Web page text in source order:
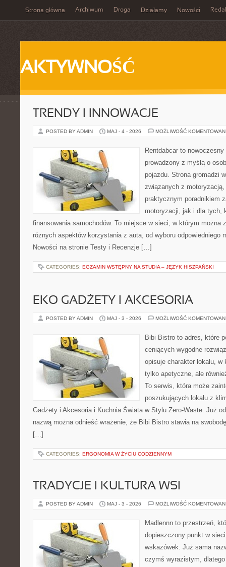
Strona główna Archiwum Droga Działamy Nowości
AKTYWNOŚĆ
TRENDY I INNOWACJE
POSTED BY ADMIN MAJ - 4 - 2026 MOŻLIWOŚĆ
Rentdabcar to
prowadzony z myślą o
pojazdu. Strona gromadzi
związanych z
praktycznym poradnikiem
motoryzacji, jak i dla tych,
finansowania samochodów. To miejsce w sieci, w którym można
różnych aspektów korzystania z auta, od wyboru odpowiedniego
Nowości na stronie Testy i Recenzje […]
CATEGORIES: EGZAMIN WSTĘPNY NA STUDIA – JĘZYK HISZPAŃSKI
EKO GADŻETY I AKCESORIA
POSTED BY ADMIN MAJ - 3 - 2026 MOŻLIWOŚĆ
Bibi Bistro to adres, które
ceniących wygodne
opisuje charakter lokalu, w
tylko apetyczne, ale
To serwis, która może
poszukujących lokalu z
Gadżety i Akcesoria i Kuchnia Świata w Stylu Zero-Waste. Już
nazwą można odnieść wrażenie, że Bibi Bistro stawia na
[…]
CATEGORIES: ERGONOMIA W ŻYCIU CODZIENNYM
TRADYCJE I KULTURA WSI
POSTED BY ADMIN MAJ - 3 - 2026 MOŻLIWOŚĆ
Madlennn to przestrzeń,
dopieszczony punkt w
wskazówek. Już sama
czymś wyrazistym,